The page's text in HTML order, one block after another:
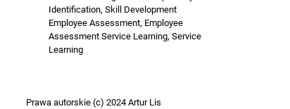
Identification, Skill Development
Employee Assessment, Employee
Assessment Service Learning, Service
Learning
Prawa autorskie (c) 2024 Artur Lis